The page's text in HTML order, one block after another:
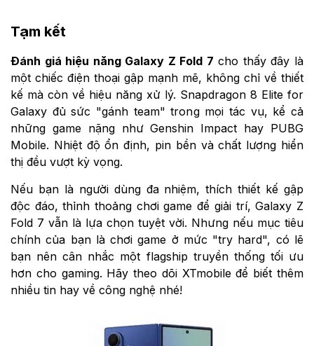
Tạm kết
Đánh giá hiệu năng Galaxy Z Fold 7 cho thấy đây là
một chiếc điện thoại gập mạnh mẽ, không chỉ về thiết
kế mà còn về hiệu năng xử lý. Snapdragon 8 Elite for
Galaxy đủ sức "gánh team" trong mọi tác vụ, kể cả
những game nặng như Genshin Impact hay PUBG
Mobile. Nhiệt độ ổn định, pin bền và chất lượng hiển
thị đều vượt kỳ vọng.
Nếu bạn là người dùng đa nhiệm, thích thiết kế gập
độc đáo, thỉnh thoảng chơi game để giải trí, Galaxy Z
Fold 7 vẫn là lựa chọn tuyệt vời. Nhưng nếu mục tiêu
chính của bạn là chơi game ở mức "try hard", có lẽ
bạn nên cân nhắc một flagship truyền thống tối ưu
hơn cho gaming. Hãy theo dõi XTmobile để biết thêm
nhiều tin hay về công nghệ nhé!